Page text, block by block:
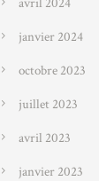
janvier 2024
octobre 2023
juillet 2023
avril 2023
janvier 2023